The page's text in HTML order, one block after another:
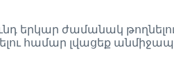
երկար ժամանակ
համար լվացեք